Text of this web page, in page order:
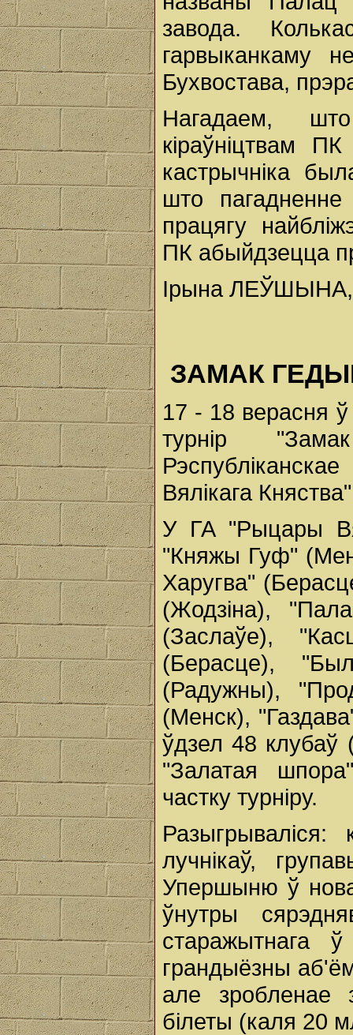
завода.
гарвыканкаму
Бухвостава,
Нагадаем,
кіраўніцтвам
кастрычніка
што пагадненне
працягу
ПК абыйдзецца
Ірына
ЗАМАК
17 - 18 верасня
турнір
Вялікага
У ГА "Рыцары
"Княжы Гуф"
Харугва"
(Жодзіна),
(Заслаўе),
(Берасце),
(Радужны),
(Менск),
ўдзел 48 клубаў
"Залатая
частку турніру.
Разыгрываліся:
лучнікаў,
Упершыню ў
ўнутры
старажытнага
грандыёзны
але зробленае
білеты (каля 20